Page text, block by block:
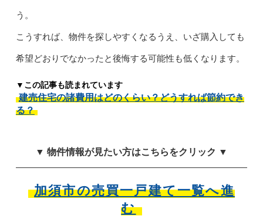
う。
こうすれば、物件を探しやすくなるうえ、いざ購入しても
希望どおりでなかったと後悔する可能性も低くなります。
▼この記事も読まれています
建売住宅の諸費用はどのくらい？どうすれば節約でき
る？
▼ 物件情報が見たい方はこちらをクリック ▼
加須市の売買一戸建て一覧へ進
む